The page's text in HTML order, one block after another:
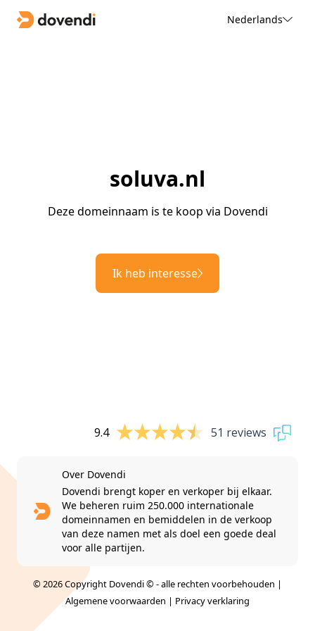
Nederlands
soluva.nl
Deze domeinnaam is te koop via Dovendi
Ik heb interesse
9.4 51 reviews
Over Dovendi
Dovendi brengt koper en verkoper bij elkaar.
We beheren ruim 250.000 internationale
domeinnamen en bemiddelen in de verkoop
van deze namen met als doel een goede deal
voor alle partijen.
© 2026 Copyright Dovendi © - alle rechten voorbehouden |
Algemene voorwaarden | Privacy verklaring